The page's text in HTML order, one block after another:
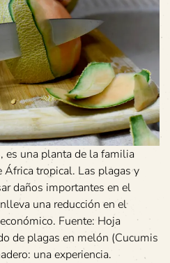
es una planta de la familia
África tropical. Las plagas y
daños importantes en el
una reducción en el
Fuente: Hoja
de plagas en melón (Cucumis
una experiencia.